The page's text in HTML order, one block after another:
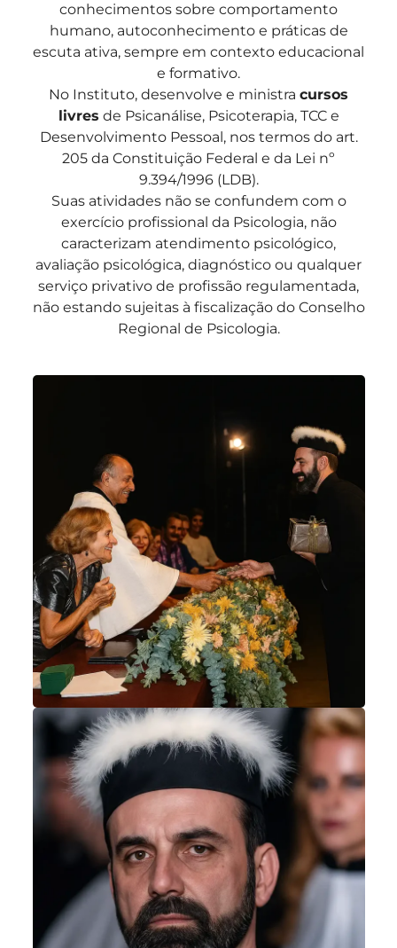
conhecimentos sobre comportamento
humano, autoconhecimento e práticas de
escuta ativa, sempre em contexto educacional
e formativo.
No Instituto, desenvolve e ministra cursos
livres de Psicanálise, Psicoterapia, TCC e
Desenvolvimento Pessoal, nos termos do art.
205 da Constituição Federal e da Lei nº
9.394/1996 (LDB).
Suas atividades não se confundem com o
exercício profissional da Psicologia, não
caracterizam atendimento psicológico,
avaliação psicológica, diagnóstico ou qualquer
serviço privativo de profissão regulamentada,
não estando sujeitas à fiscalização do Conselho
Regional de Psicologia.